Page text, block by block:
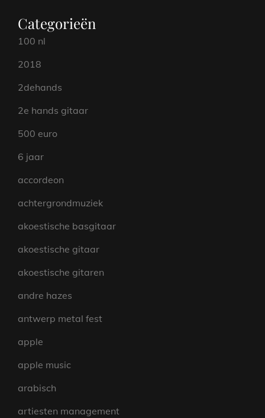
Categorieën
100 nl
2018
2dehands
2e hands gitaar
500 euro
6 jaar
accordeon
achtergrondmuziek
akoestische basgitaar
akoestische gitaar
akoestische gitaren
andre hazes
antwerp metal fest
apple
apple music
arabisch
artiesten management